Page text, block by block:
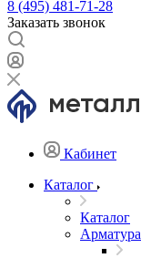
8 (495) 481-71-28
Заказать звонок
Кабинет
Каталог
Каталог
Арматура